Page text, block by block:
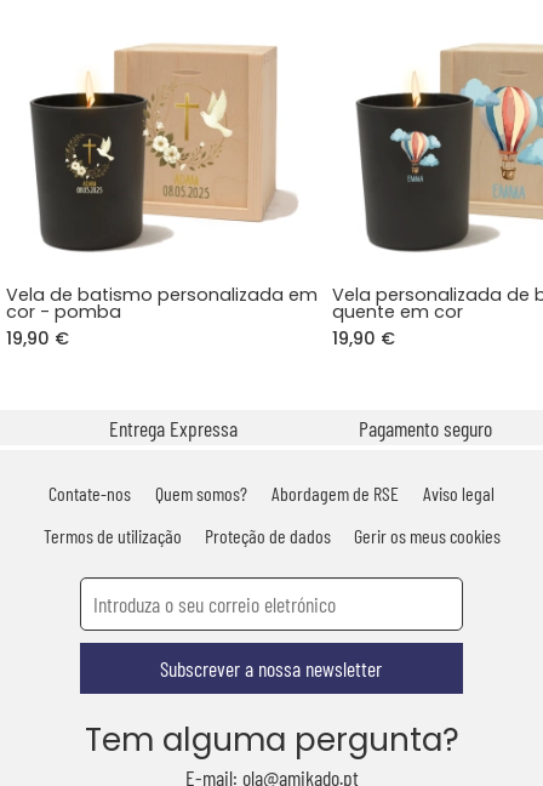
Vela de batismo personalizada em
cor - pomba
19,90 €
Vela personalizada de
quente em cor
19,90 €
Entrega Expressa Pagamento seguro
Contate-nos Quem somos? Abordagem de RSE
Aviso legal
Termos de utilização
Proteção de dados Gerir os meus cookies
Subscrever a nossa newsletter
Tem alguma pergunta?
E-mail: ola@amikado.pt